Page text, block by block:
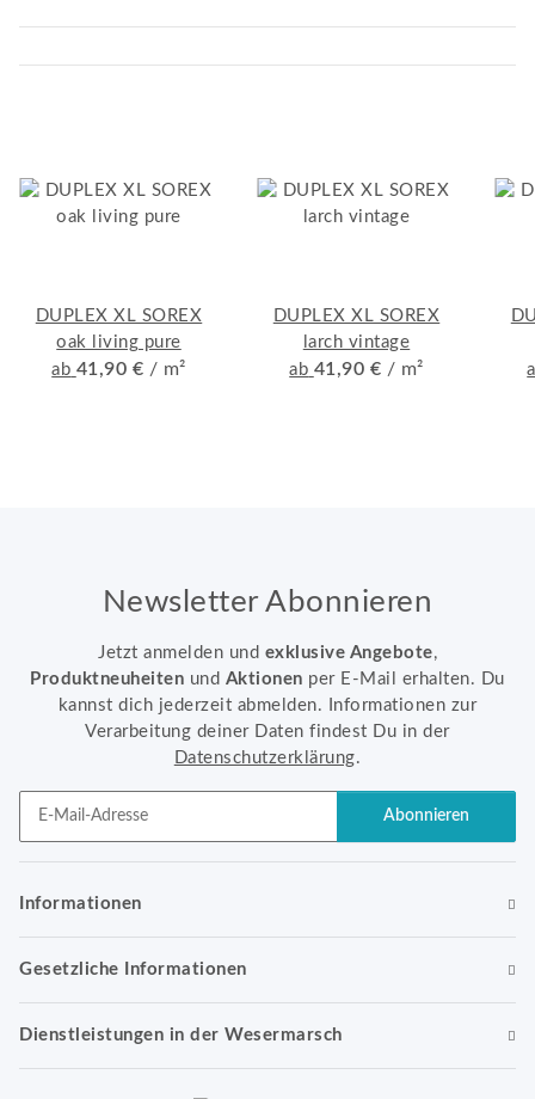
DUPLEX XL SOREX
oak living pure
ab 41,90 € / m²
DUPLEX XL SOREX
larch vintage
ab 41,90 € / m²
Newsletter Abonnieren
Jetzt anmelden und exklusive Angebote,
Produktneuheiten und Aktionen per E-Mail erhalten. Du
kannst dich jederzeit abmelden. Informationen zur
Verarbeitung deiner Daten findest Du in der
Datenschutzerklärung.
Abonnieren
Informationen
Gesetzliche Informationen
Dienstleistungen in der Wesermarsch